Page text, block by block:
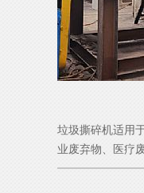
垃圾撕碎机适用
业废弃物、医疗